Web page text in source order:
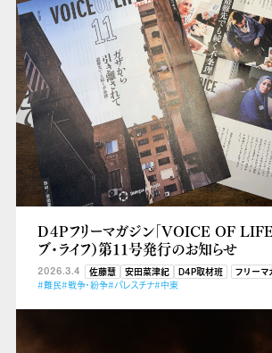
D４Pフリーマガジン「VOICE OF LIFE
ブ・ライフ）第11号発行のお知らせ
2026.3.4 佐藤慧 安田菜津紀 D4P取材班
フリーマ
#難民#戦争・紛争#パレスチナ#中東